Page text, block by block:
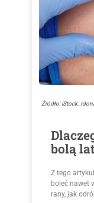
Źródło:
bolą
Z tego
boleć nawet
rany, jak